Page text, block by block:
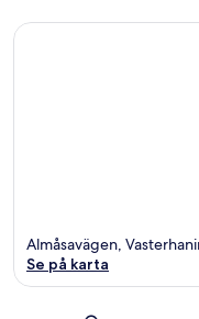
Almåsavägen,
Se på karta